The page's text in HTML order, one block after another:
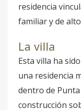
residencia
familiar y de
La villa
Esta villa ha
una residencia
dentro de Punta
construcción